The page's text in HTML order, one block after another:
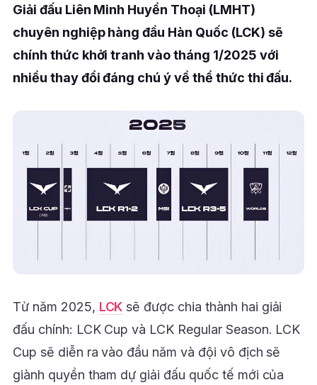
Giải đấu Liên Minh Huyền Thoại (LMHT)
chuyên nghiệp hàng đầu Hàn Quốc (LCK) sẽ
chính thức khởi tranh vào tháng 1/2025 với
nhiều thay đổi đáng chú ý về thể thức thi đấu.
Từ năm 2025, LCK sẽ được chia thành hai giải
đấu chính: LCK Cup và LCK Regular Season. LCK
Cup sẽ diễn ra vào đầu năm và đội vô địch sẽ
giành quyền tham dự giải đấu quốc tế mới của